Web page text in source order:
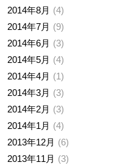
2014年8月
4
2014年7月
9
2014年6月
3
2014年5月
4
2014年4月
1
2014年3月
3
2014年2月
3
2014年1月
4
2013年12月
6
2013年11月
3